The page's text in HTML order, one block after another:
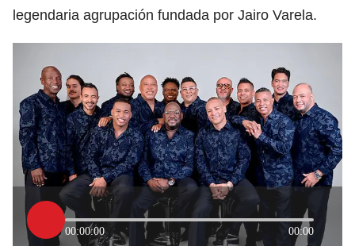
legendaria agrupación fundada por Jairo Varela.
00:00:00 00:00